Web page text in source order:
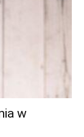
w